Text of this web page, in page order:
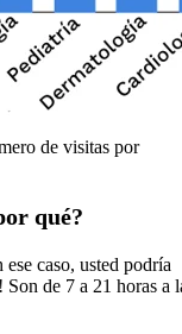
de visitas por
qué?
caso, usted podría
Son de 7 a 21 horas a